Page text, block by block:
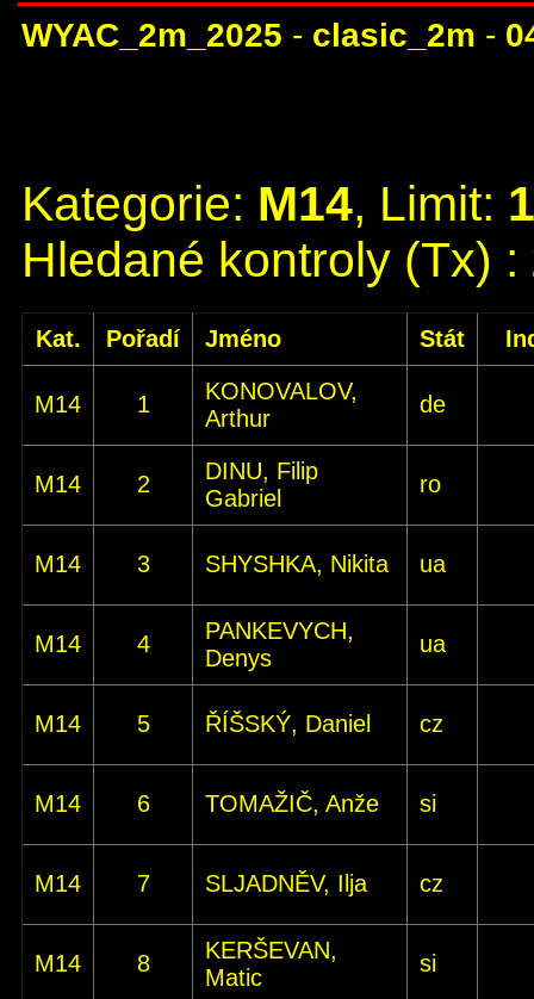
WYAC_2m_2025 - clasic_2m -
Kategorie: M14, Limit:
Hledané kontroly (Tx) :
Kat. Pořadí Jméno Stát
M14 1
KONOVALOV,
Arthur
de
M14 2
DINU, Filip
Gabriel
ro
M14 3 SHYSHKA, Nikita ua
M14 4
PANKEVYCH,
Denys
ua
M14 5 ŘÍŠSKÝ, Daniel cz
M14 6 TOMAŽIČ, Anže si
M14 7 SLJADNĚV, Ilja cz
M14 8
KERŠEVAN,
Matic
si